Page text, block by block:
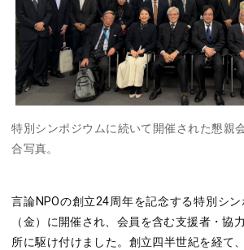
特別シンポジウムに続いて開催された懇親
合写真。
言論NPOの創立24周年を記念する特別シ
（金）に開催され、会員を含む支援者・協
所に駆け付けました。創立四半世紀を経て